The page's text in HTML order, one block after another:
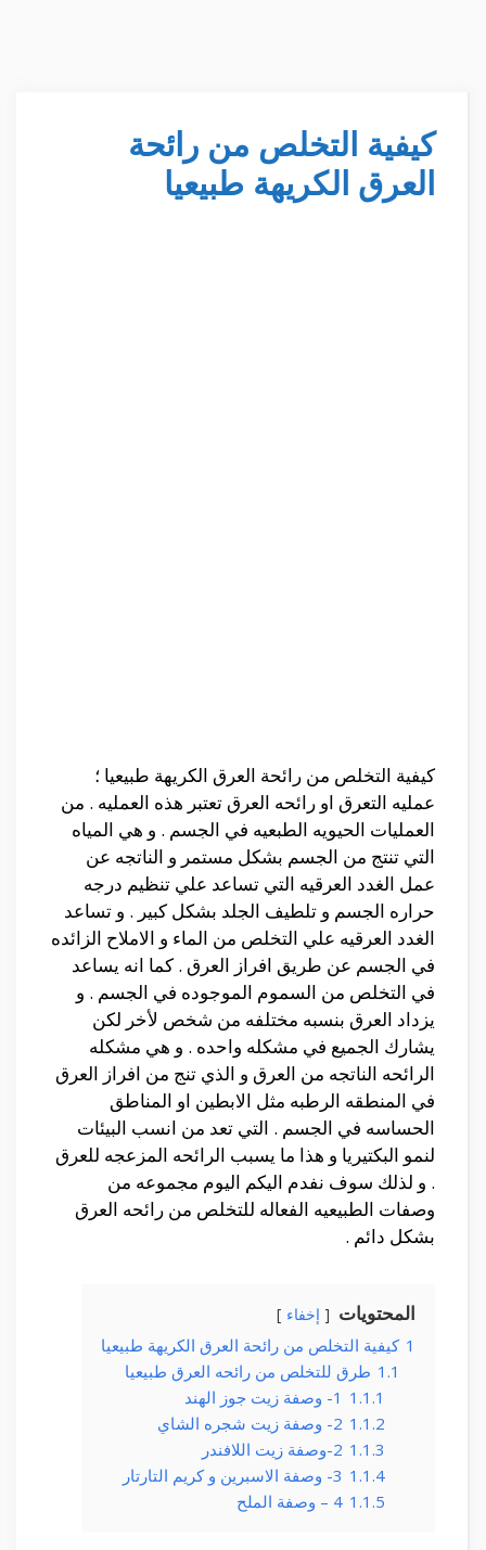
كيفية التخلص من رائحة
العرق الكريهة طبيعيا
كيفية التخلص من رائحة العرق الكريهة طبيعيا ؛
عمليه التعرق او رائحه العرق تعتبر هذه العمليه . من
العمليات الحيويه الطبعيه في الجسم . و هي المياه
التي تنتج من الجسم بشكل مستمر و الناتجه عن
عمل الغدد العرقيه التي تساعد علي تنظيم درجه
حراره الجسم و تلطيف الجلد بشكل كبير . و تساعد
الغدد العرقيه علي التخلص من الماء و الاملاح الزائده
في الجسم عن طريق افراز العرق . كما انه يساعد
في التخلص من السموم الموجوده في الجسم . و
يزداد العرق بنسبه مختلفه من شخص لأخر لكن
يشارك الجميع في مشكله واحده . و هي مشكله
الرائحه الناتجه من العرق و الذي تنج من افراز العرق
في المنطقه الرطبه مثل الابطين او المناطق
الحساسه في الجسم . التي تعد من انسب البيئات
لنمو البكتيريا و هذا ما يسبب الرائحه المزعجه للعرق
. و لذلك سوف نفدم اليكم اليوم مجموعه من
وصفات الطبيعيه الفعاله للتخلص من رائحه العرق
بشكل دائم .
المحتويات إخفاء
1 كيفية التخلص من رائحة العرق الكريهة طبيعيا
1.1 طرق للتخلص من رائحه العرق طبيعيا
1.1.1 1- وصفة زيت جوز الهند
1.1.2 2- وصفة زيت شجره الشاي
1.1.3 2-وصفة زيت اللافندر
1.1.4 3- وصفة الاسبرين و كريم التارتار
1.1.5 4 – وصفة الملح